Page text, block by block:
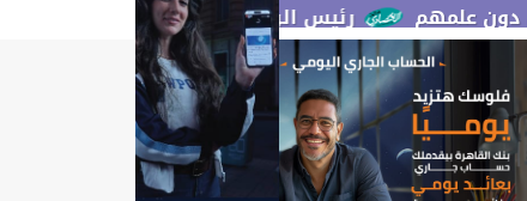
رئيس الوزراء يستعرض مقترح مشروع قانون